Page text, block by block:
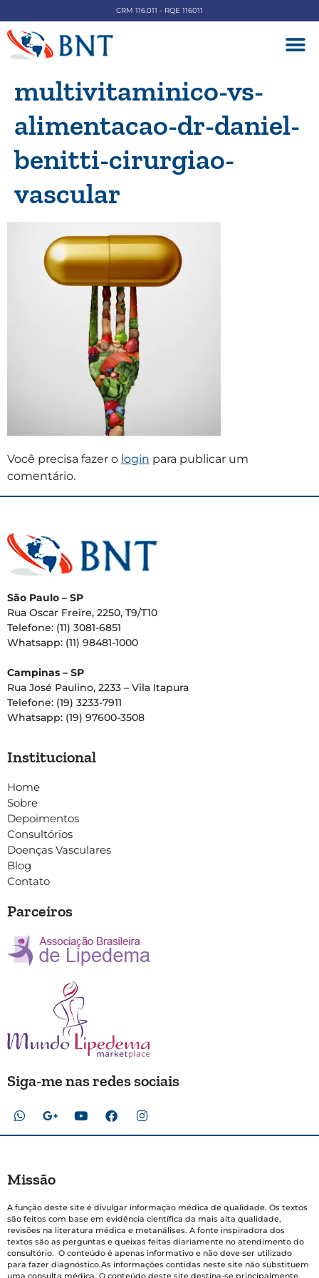
CRM 116.011 - RQE 116011
multivitaminico-vs-
alimentacao-dr-daniel-
benitti-cirurgiao-
vascular
Você precisa fazer o login para publicar um
comentário.
São Paulo – SP
Rua Oscar Freire, 2250, T9/T10
Telefone: (11) 3081-6851
Whatsapp: (11) 98481-1000
Campinas – SP
Rua José Paulino, 2233 – Vila Itapura
Telefone: (19) 3233-7911
Whatsapp: (19) 97600-3508
Institucional
Home
Sobre
Depoimentos
Consultórios
Doenças Vasculares
Blog
Contato
Parceiros
Siga-me nas redes sociais
Missão
A função deste site é divulgar informação médica de qualidade. Os textos
são feitos com base em evidência científica da mais alta qualidade,
revisões na literatura médica e metanálises. A fonte inspiradora dos
textos são as perguntas e queixas feitas diariamente no atendimento do
consultório. O conteúdo é apenas informativo e não deve ser utilizado
para fazer diagnóstico.As informações contidas neste site não substituem
uma consulta médica. O conteúdo deste site destina-se principalmente,